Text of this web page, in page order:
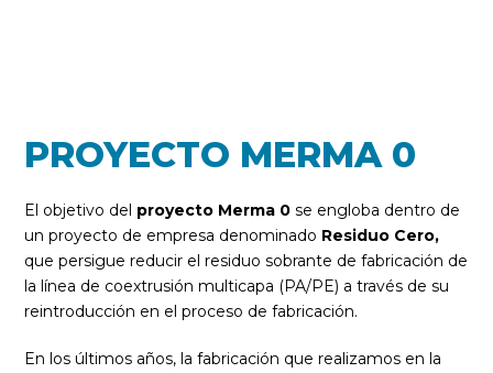
PROYECTO MERMA 0
El objetivo del proyecto Merma 0 se engloba dentro de
un proyecto de empresa denominado Residuo Cero,
que persigue reducir el residuo sobrante de fabricación de
la línea de coextrusión multicapa (PA/PE) a través de su
reintroducción en el proceso de fabricación.
En los últimos años, la fabricación que realizamos en la